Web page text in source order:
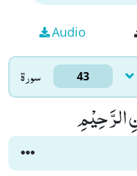
Audio
سورۃ 43
الرَّحِیْمِ